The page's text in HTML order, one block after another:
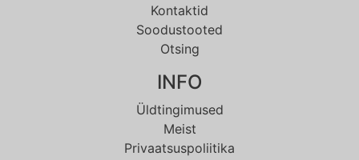
Kontaktid
Soodustooted
Otsing
INFO
Üldtingimused
Meist
Privaatsuspoliitika